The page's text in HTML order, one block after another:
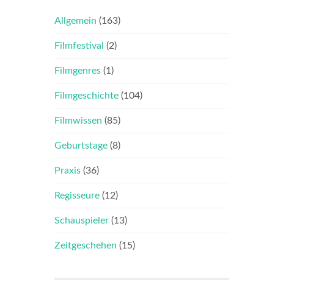
Allgemein (163)
Filmfestival (2)
Filmgenres (1)
Filmgeschichte (104)
Filmwissen (85)
Geburtstage (8)
Praxis (36)
Regisseure (12)
Schauspieler (13)
Zeitgeschehen (15)